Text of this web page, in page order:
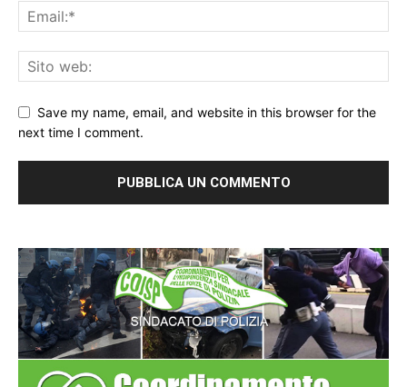
Save my name, email, and website in this browser for the
next time I comment.